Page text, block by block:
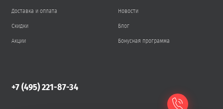
Доставка и оплата
Скидки
Акции
Новости
Блог
Бонусная программа
+7 (495) 221-87-34